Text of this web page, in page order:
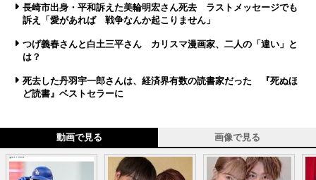
長崎市出身・平和訴えた美輪明宏さん死去 ラストメッセージでも
訴え「愛があれば 戦争なんか起こりません」
つげ義春さんと白土三平さん カリスマ漫画家、二人の「違い」と
は？
死去した丹羽宇一郎さんは、経済界有数の読書家だった 『死ぬほ
ど読書』ベストセラーに
動画で見る 画像で見る